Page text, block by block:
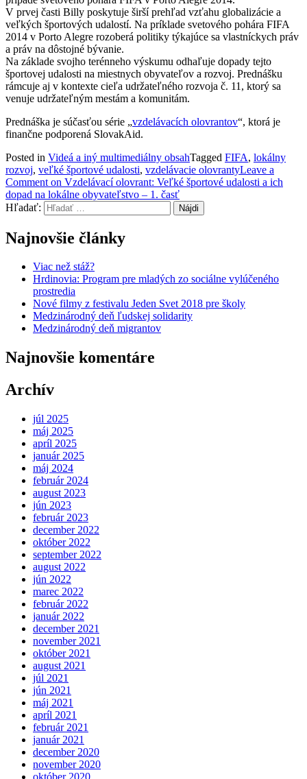
V prvej časti Billy poskytuje širší prehľad vzťahu globalizácie a
veľkých športových udalostí. Na príklade svetového pohára FIFA
2014 v Porto Alegre rozoberá politiky týkajúce sa vlastníckych práv
a práv na dôstojné bývanie.
Na základe svojho terénneho výskumu odhaľuje dopady tejto
športovej udalosti na miestnych obyvateľov a rozvoj. Prednášku
rámcuje aj v kontexte cieľa udržateľného rozvoja č. 11, ktorý sa
venuje udržateľným mestám a komunitám.
Prednáška je súčasťou série „vzdelávacích olovrantov“, ktorá je
finančne podporená SlovakAid.
Posted in Videá a iný multimediálny obsahTagged FIFA, lokálny
rozvoj, veľké športové udalosti, vzdelávacie olovrantyLeave a
Comment on Vzdelávací olovrant: Veľké športové udalosti a ich
dopad na lokálne obyvateľstvo – 1. časť
Hľadať:
Najnovšie články
Viac než stáž?
Hrdinovia: Program pre mladých zo sociálne vylúčeného
prostredia
Nové filmy z festivalu Jeden Svet 2018 pre školy
Medzinárodný deň ľudskej solidarity
Medzinárodný deň migrantov
Najnovšie komentáre
Archív
júl 2025
máj 2025
apríl 2025
január 2025
máj 2024
február 2024
august 2023
jún 2023
február 2023
december 2022
október 2022
september 2022
august 2022
jún 2022
marec 2022
február 2022
január 2022
december 2021
november 2021
október 2021
august 2021
júl 2021
jún 2021
máj 2021
apríl 2021
február 2021
január 2021
december 2020
november 2020